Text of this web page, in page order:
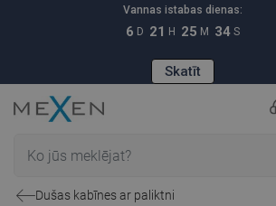
Vannas istabas dienas:
6 D 21 H 25 M 33 S
Skatīt
Dušas kabīnes ar paliktni